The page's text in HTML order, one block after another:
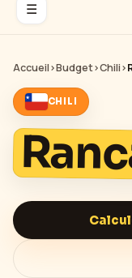
☰
Accueil›Budget›Chili›
CHILI